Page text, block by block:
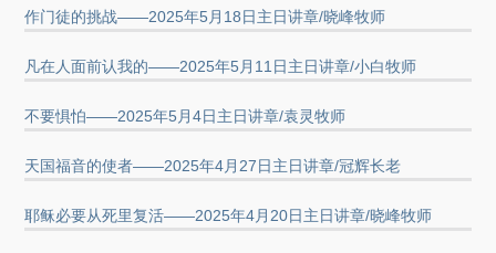
作门徒的挑战——2025年5月18日主日讲章/晓峰牧师
凡在人面前认我的——2025年5月11日主日讲章/小白牧师
不要惧怕——2025年5月4日主日讲章/袁灵牧师
天国福音的使者——2025年4月27日主日讲章/冠辉长老
耶稣必要从死里复活——2025年4月20日主日讲章/晓峰牧师